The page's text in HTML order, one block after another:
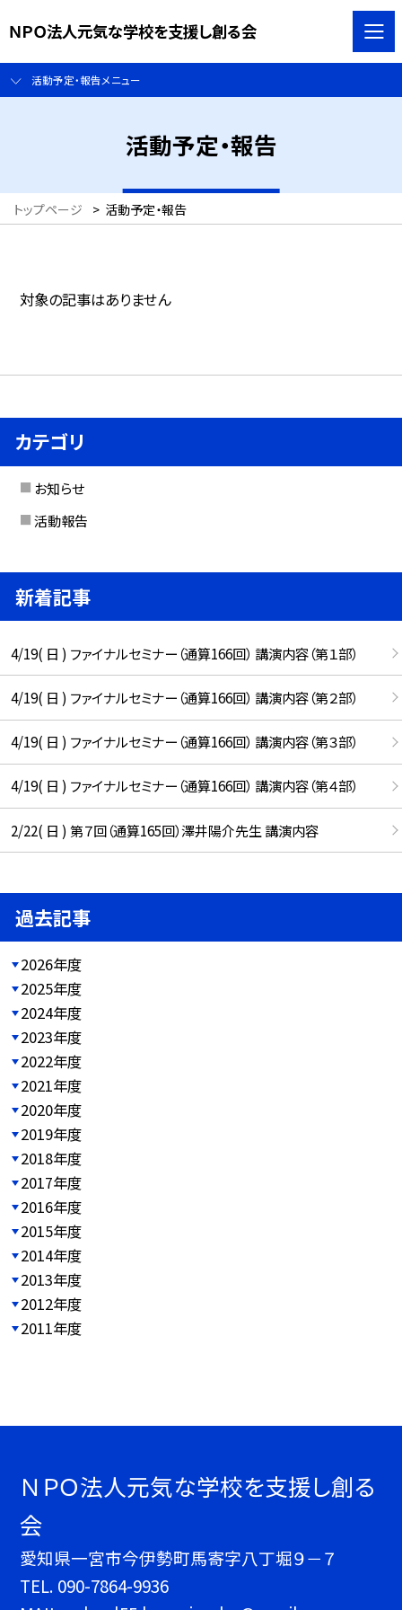
ＮＰＯ法人元気な学校を支援し創る会
活動予定・報告メニュー
活動予定・報告
トップページ > 活動予定・報告
対象の記事はありません
カテゴリ
お知らせ
活動報告
新着記事
4/19( 日 ) ファイナルセミナー（通算166回） 講演内容（第１部）
4/19( 日 ) ファイナルセミナー（通算166回） 講演内容（第２部）
4/19( 日 ) ファイナルセミナー（通算166回） 講演内容（第３部）
4/19( 日 ) ファイナルセミナー（通算166回） 講演内容（第４部）
2/22( 日 ) 第７回（通算165回）澤井陽介先生 講演内容
過去記事
2026年度
2025年度
2024年度
2023年度
2022年度
2021年度
2020年度
2019年度
2018年度
2017年度
2016年度
2015年度
2014年度
2013年度
2012年度
2011年度
ＮＰＯ法人元気な学校を支援し創る
会
愛知県一宮市今伊勢町馬寄字八丁堀９－７
TEL. 090-7864-9936